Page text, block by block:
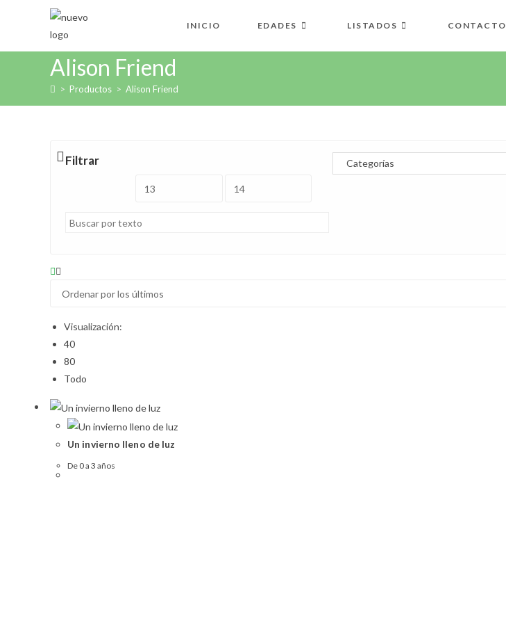
INICIO EDADES LISTADOS CONTACTO
Alison Friend
> Productos > Alison Friend
Filtrar
Visualización:
40
80
Todo
Un invierno lleno de luz
De 0 a 3 años